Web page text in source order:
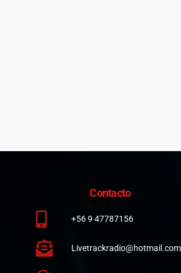
Contacto
+56 9 47787156
Livetrackradio@hotmail.com